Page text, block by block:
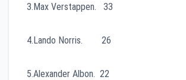
3.Max Verstappen. 33
4.Lando Norris. 26
5.Alexander Albon. 22